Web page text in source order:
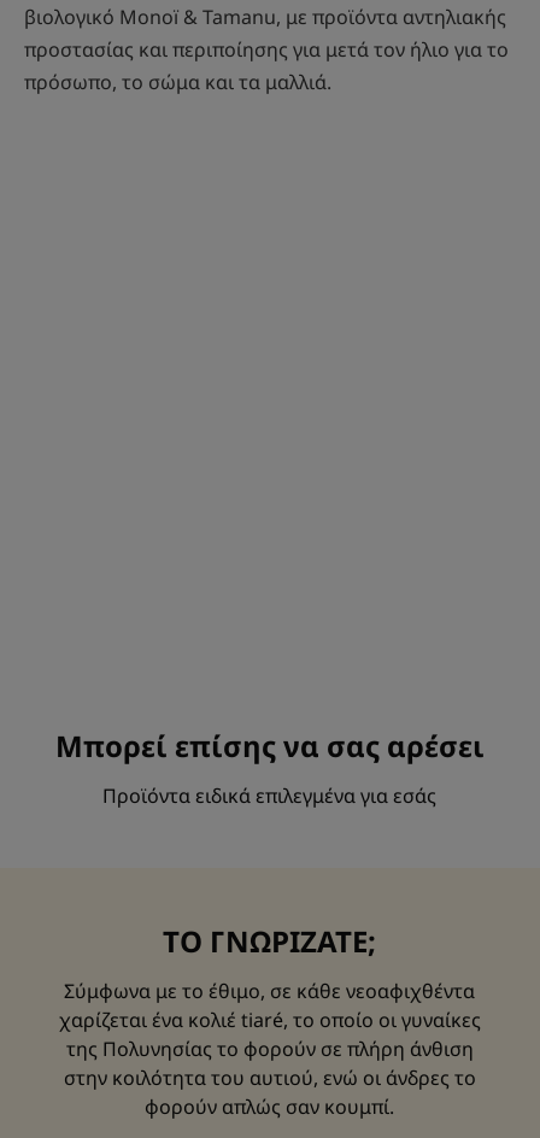
βιολογικό Monoï & Tamanu, με προϊόντα αντηλιακής
προστασίας και περιποίησης για μετά τον ήλιο για το
πρόσωπο, το σώμα και τα μαλλιά.
Μπορεί επίσης να σας αρέσει
Προϊόντα ειδικά επιλεγμένα για εσάς
ΤΟ ΓΝΩΡΙΖΑΤΕ;
Σύμφωνα με το έθιμο, σε κάθε νεοαφιχθέντα
χαρίζεται ένα κολιέ tiaré, το οποίο οι γυναίκες
της Πολυνησίας το φορούν σε πλήρη άνθιση
στην κοιλότητα του αυτιού, ενώ οι άνδρες το
φορούν απλώς σαν κουμπί.